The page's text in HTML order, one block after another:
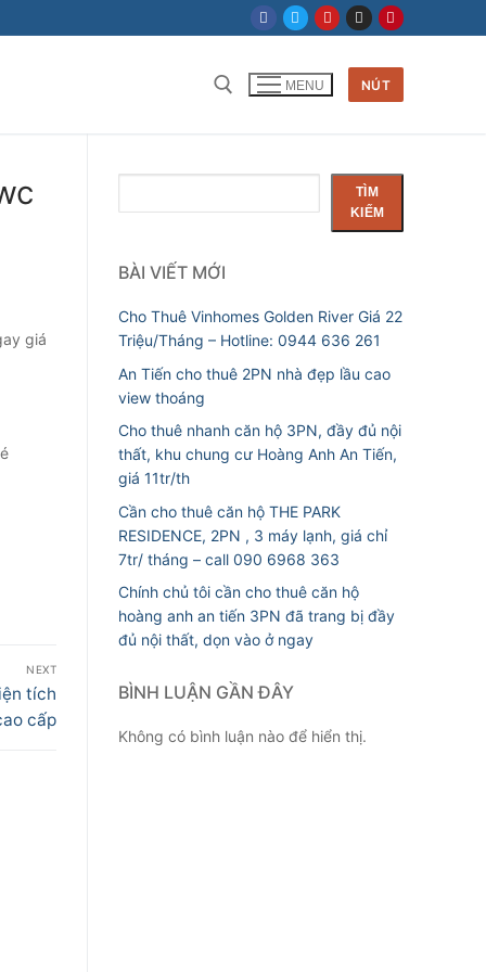
Tìm kiếm cho:
MENU NÚT
giá
NEXT
tích
cấp
kiếm
TÌM
KIẾM
BÀI VIẾT MỚI
Cho Thuê Vinhomes Golden River Giá 22
Triệu/Tháng – Hotline: 0944 636 261
An Tiến cho thuê 2PN nhà đẹp lầu cao
view thoáng
Cho thuê nhanh căn hộ 3PN, đầy đủ nội
thất, khu chung cư Hoàng Anh An Tiến,
giá 11tr/th
Cần cho thuê căn hộ THE PARK
RESIDENCE, 2PN , 3 máy lạnh, giá chỉ
7tr/ tháng – call 090 6968 363
Chính chủ tôi cần cho thuê căn hộ
hoàng anh an tiến 3PN đã trang bị đầy
đủ nội thất, dọn vào ở ngay
BÌNH LUẬN GẦN ĐÂY
Không có bình luận nào để hiển thị.